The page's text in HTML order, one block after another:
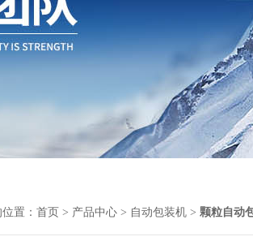
置： 首页 > 产品中心 > 自动包装机 > 颗粒自动